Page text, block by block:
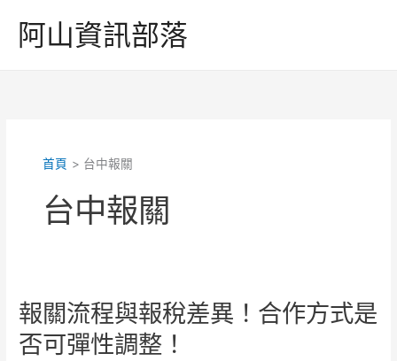
阿山資訊部落
首頁 台中報關
台中報關
報關流程與報稅差異！合作方式是
否可彈性調整！